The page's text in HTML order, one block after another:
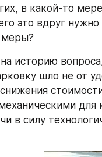
в какой-то
это вдруг
меры?
историю
шло не от
для
в силу